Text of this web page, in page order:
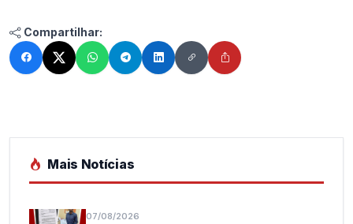
Compartilhar:
Mais Notícias
07/08/2026